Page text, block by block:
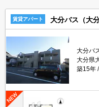
賃貸アパート 大分バス（大
大分バ
大分県
築15年